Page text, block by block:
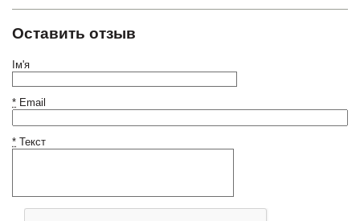
Оставить отзыв
Ім'я
* Email
* Текст